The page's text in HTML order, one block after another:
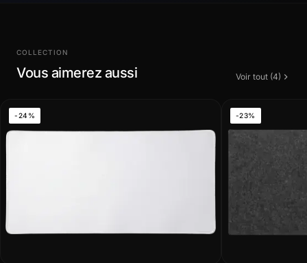
COLLECTION
Vous aimerez aussi Voir tout (4)
-24% -23%